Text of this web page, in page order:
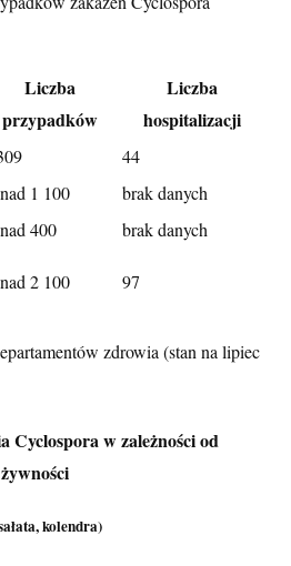
Liczba
przypadków
Liczba
hospitalizacji
44
1 100
brak danych
400
brak danych
2 100 97
zdrowia (stan na lipiec
Cyclospora w zależności od
kolendra)